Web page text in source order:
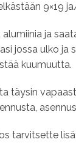
9×19
ja
jossa ulko ja
kuumuutta.
täysin
tarvitsette